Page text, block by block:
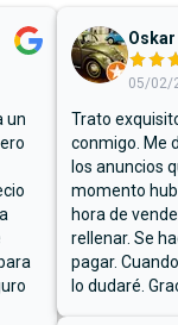
un
Oskar
05/02/
Trato
conmigo. Me
los anuncios
momento
hora de
rellenar. Se
pagar.
lo dudaré.